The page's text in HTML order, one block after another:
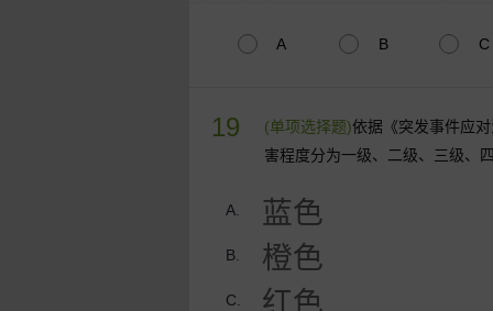
A B C
19 (单项选择题)依据《突发事件应
害程度分为一级、二级、三级
A. 蓝色
B. 橙色
C. 红色